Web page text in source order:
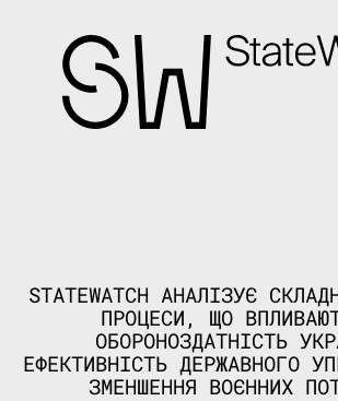
STATEWATCH АНАЛІЗУЄ
ПРОЦЕСИ, ЩО
ОБОРОНОЗДАТНІСТЬ
ЕФЕКТИВНІСТЬ ДЕРЖАВНОГО
ЗМЕНШЕННЯ ВОЄННИХ